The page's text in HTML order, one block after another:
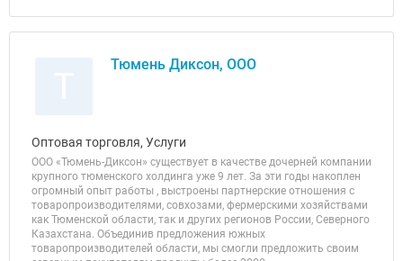
Тюмень Диксон, ООО
Оптовая торговля, Услуги
ООО «Тюмень-Диксон» существует в качестве дочерней компании
крупного тюменского холдинга уже 9 лет. За эти годы накоплен
огромный опыт работы , выстроены партнерские отношения с
товаропроизводителями, совхозами, фермерскими хозяйствами
как Тюменской области, так и других регионов России, Северного
Казахстана. Объединив предложения южных
товаропроизводителей области, мы смогли предложить своим